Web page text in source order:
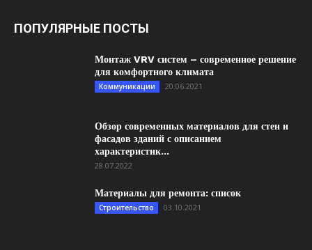
ПОПУЛЯРНЫЕ ПОСТЫ
Монтаж VRV систем – современное решение
для комфортного климата
Коммуникации 20.06.2021
Обзор современных материалов для стен и
фасадов зданий с описанием
характеристик...
28.07.2022
Материалы для ремонта: список
Строительство 03.10.2021